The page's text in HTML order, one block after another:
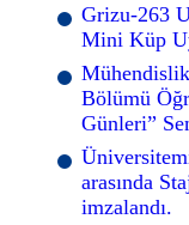
Grizu-263
Mini Küp
Bölümü
Günleri”
arasında
imzalandı.